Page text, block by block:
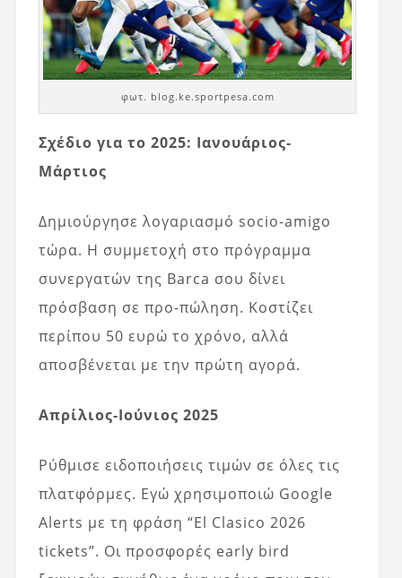
φωτ. blog.ke.sportpesa.com
Σχέδιο για το 2025: Ιανουάριος-
Μάρτιος
Δημιούργησε λογαριασμό socio-amigo
τώρα. Η συμμετοχή στο πρόγραμμα
συνεργατών της Barca σου δίνει
πρόσβαση σε προ-πώληση. Κοστίζει
περίπου 50 ευρώ το χρόνο, αλλά
αποσβένεται με την πρώτη αγορά.
Απρίλιος-Ιούνιος 2025
Ρύθμισε ειδοποιήσεις τιμών σε όλες τις
πλατφόρμες. Εγώ χρησιμοποιώ Google
Alerts με τη φράση “El Clasico 2026
tickets”. Οι προσφορές early bird